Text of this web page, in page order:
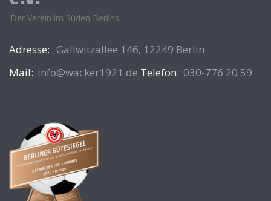
Der Verein im Süden Berlins
Adresse: Gallwitzallee 146, 12249 Berlin
Mail: info@wacker1921.de Telefon: 030-776 20 59